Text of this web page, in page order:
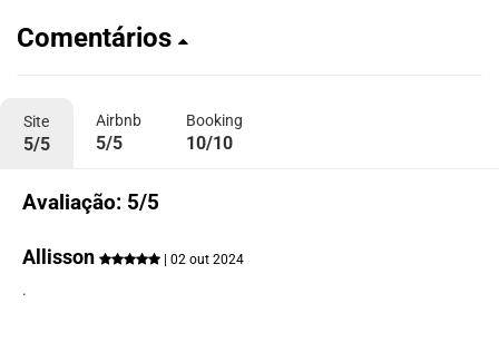
Comentários
Site
5/5
Airbnb
5/5
Booking
10/10
Avaliação: 5/5
Allisson | 02 out 2024
.